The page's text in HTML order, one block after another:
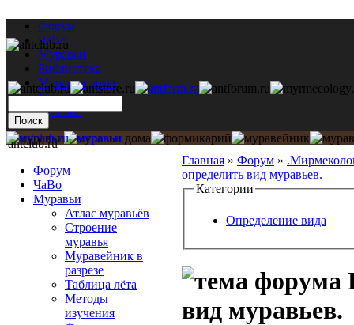
Форум
ЧаВо
Муравьи
Библиотека
Муравьи дома
Мастерская
Каталог
Главная » Форум »
определить вид муравьев.
Категории
Определение вида
вид муравьев.
antclub.ru
Форум
ЧаВо
Муравьи
Атлас муравьёв
Строение
муравья
Муравейник в
разрезе
Таблица лёта
Методы
изучения